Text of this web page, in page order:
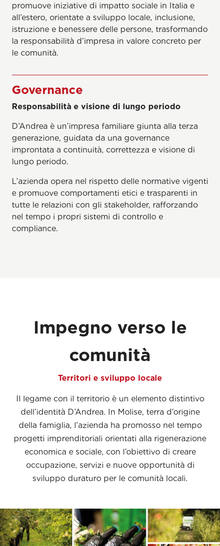
promuove iniziative di impatto sociale in Italia e
all’estero, orientate a sviluppo locale, inclusione,
istruzione e benessere delle persone, trasformando
la responsabilità d’impresa in valore concreto per
le comunità.
Governance
Responsabilità e visione di lungo periodo
D’Andrea è un’impresa familiare giunta alla terza
generazione, guidata da una governance
improntata a continuità, correttezza e visione di
lungo periodo.
L’azienda opera nel rispetto delle normative vigenti
e promuove comportamenti etici e trasparenti in
tutte le relazioni con gli stakeholder, rafforzando
nel tempo i propri sistemi di controllo e
compliance.
Impegno verso le
comunità
Territori e sviluppo locale
Il legame con il territorio è un elemento distintivo
dell’identità D’Andrea. In Molise, terra d’origine
della famiglia, l’azienda ha promosso nel tempo
progetti imprenditoriali orientati alla rigenerazione
economica e sociale, con l’obiettivo di creare
occupazione, servizi e nuove opportunità di
sviluppo duraturo per le comunità locali.